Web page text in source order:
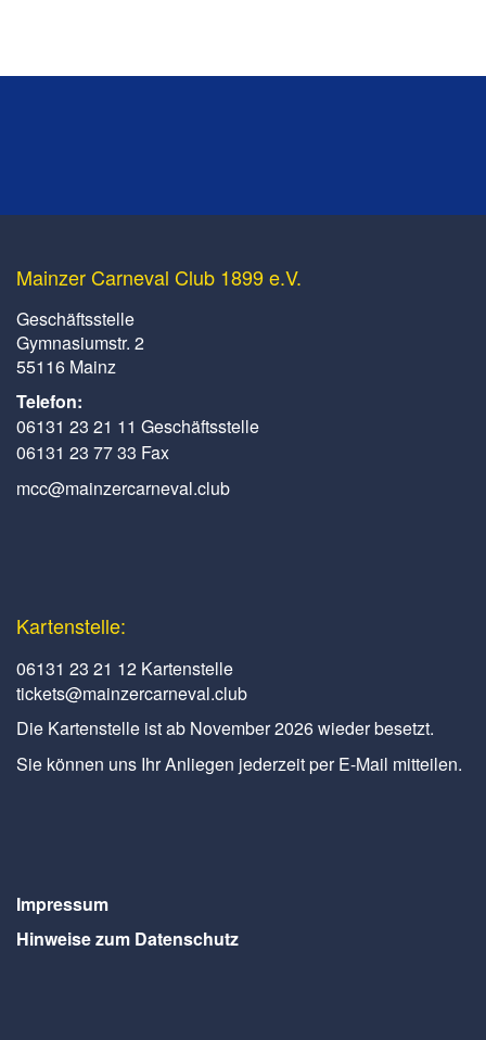
Mainzer Carneval Club 1899 e.V.
Geschäftsstelle
Gymnasiumstr. 2
55116 Mainz
Telefon:
06131 23 21 11 Geschäftsstelle
06131 23 77 33 Fax
mcc@mainzercarneval.club
Kartenstelle:
06131 23 21 12 Kartenstelle
tickets@mainzercarneval.club
Die Kartenstelle ist ab November 2026 wieder besetzt.
Sie können uns Ihr Anliegen jederzeit per E-Mail mitteilen.
Impressum
Hinweise zum Datenschutz